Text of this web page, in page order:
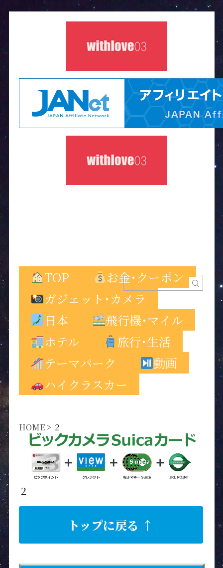
TOP
お金･クーポン
ガジェット･カメラ
日本
飛行機･マイル
ホテル
旅行･生活
テーマパーク
動画
ハイクラスカー
HOME> ２
２
トップに戻る ↑